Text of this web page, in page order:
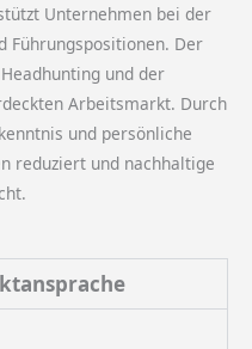
Unternehmen bei der
Führungspositionen. Der
und der
Arbeitsmarkt. Durch
und persönliche
reduziert und nachhaltige